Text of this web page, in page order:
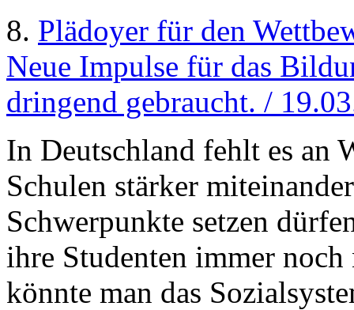
8. Plädoyer für den
Neue Impulse für das
dringend gebraucht. /
In Deutschland fehlt es an
Schulen stärker
Schwerpunkte setzen
ihre Studenten immer
könnte man das